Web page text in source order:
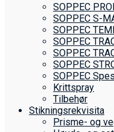
SOPPEC
SOPPEC S-
SOPPEC
SOPPEC
SOPPEC
SOPPEC
SOPPEC
Krittspray
Tilbehør
Stikningsrekvisita
Prisme- og